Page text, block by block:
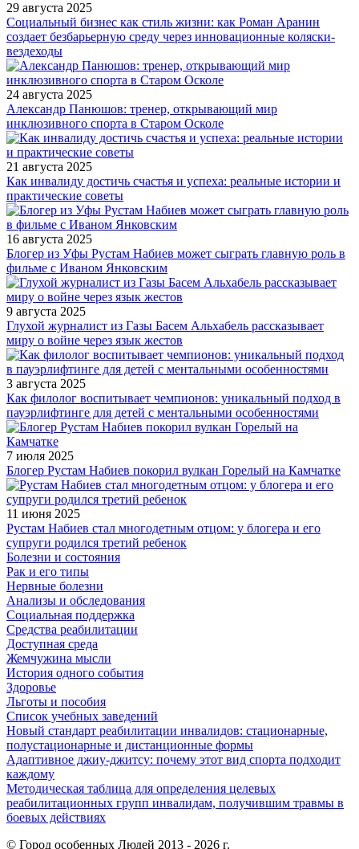
29 августа 2025
Социальный бизнес как стиль жизни: как Роман Аранин
создает безбарьерную среду через инновационные коляски-
вездеходы
24 августа 2025
Александр Панюшов: тренер, открывающий мир
инклюзивного спорта в Старом Осколе
21 августа 2025
Как инвалиду достичь счастья и успеха: реальные истории и
практические советы
16 августа 2025
Блогер из Уфы Рустам Набиев может сыграть главную роль в
фильме с Иваном Янковским
9 августа 2025
Глухой журналист из Газы Басем Альхабель рассказывает
миру о войне через язык жестов
3 августа 2025
Как филолог воспитывает чемпионов: уникальный подход в
пауэрлифтинге для детей с ментальными особенностями
7 июля 2025
Блогер Рустам Набиев покорил вулкан Горелый на Камчатке
11 июня 2025
Рустам Набиев стал многодетным отцом: у блогера и его
супруги родился третий ребенок
Болезни и состояния
Рак и его типы
Нервные болезни
Анализы и обследования
Социальная поддержка
Средства реабилитации
Доступная среда
Жемчужина мысли
История одного события
Здоровье
Льготы и пособия
Список учебных заведений
Новый стандарт реабилитации инвалидов: стационарные,
полустационарные и дистанционные формы
Адаптивное джиу-джитсу: почему этот вид спорта подходит
каждому
Методическая таблица для определения целевых
реабилитационных групп инвалидам, получившим травмы в
боевых действиях
© Город особенных Людей 2013 - 2026 г.